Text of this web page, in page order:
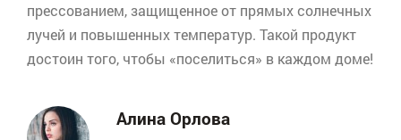
прессованием, защищенное от прямых солнечных
лучей и повышенных температур. Такой продукт
достоин того, чтобы «поселиться» в каждом доме!
Алина Орлова